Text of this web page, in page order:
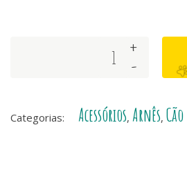
Solid
-
+
Categorias: Acessórios, Arnês, Cão